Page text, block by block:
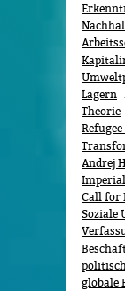
Lagern
Theorie
Andrej
Call for
Soziale
globale